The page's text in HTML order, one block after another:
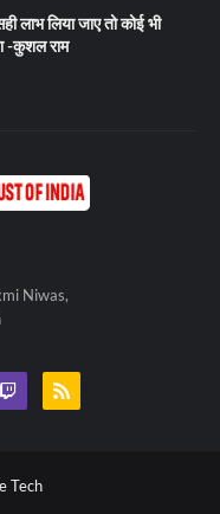
लाभ लिया जाए तो कोई भी
-कुशल राम
Niwas,
Tech